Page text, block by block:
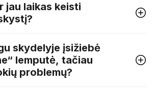
jau laikas keisti
skydelyje įsižiebė
lemputė, tačiau
problemų?